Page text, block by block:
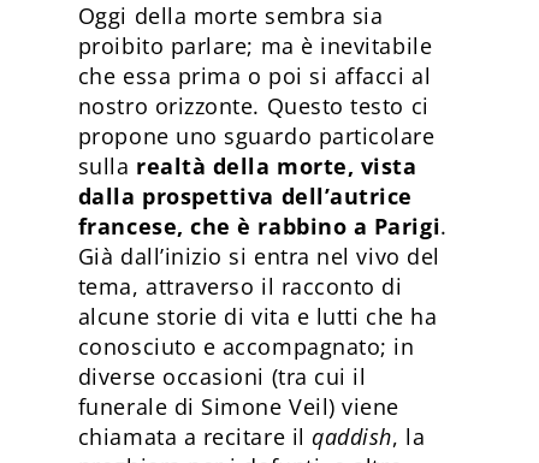
Oggi della morte sembra sia
proibito parlare; ma è inevitabile
che essa prima o poi si affacci al
nostro orizzonte. Questo testo ci
propone uno sguardo particolare
sulla realtà della morte, vista
dalla prospettiva dell’autrice
francese, che è rabbino a Parigi.
Già dall’inizio si entra nel vivo del
tema, attraverso il racconto di
alcune storie di vita e lutti che ha
conosciuto e accompagnato; in
diverse occasioni (tra cui il
funerale di Simone Veil) viene
chiamata a recitare ilqaddish, la